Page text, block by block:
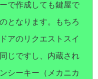
で作成しても鍵屋で
となります。もちろ
アのリクエストスイ
じですし、内蔵され
シーキー（メカニカ